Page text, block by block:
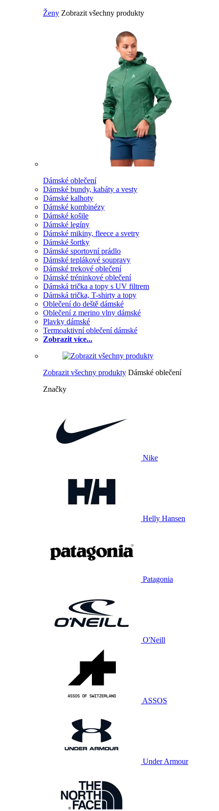
Ženy Zobrazit všechny produkty
Dámské oblečení
Dámské bundy, kabáty a vesty
Dámské kalhoty
Dámské kombinézy
Dámské košile
Dámské legíny
Dámské mikiny, fleece a svetry
Dámské šortky
Dámské sportovní prádlo
Dámské teplákové soupravy
Dámské trekové oblečení
Dámské tréninkové oblečení
Dámská trička a topy s UV filtrem
Dámská trička, T-shirty a topy
Oblečení do deště dámské
Oblečení z merino vlny dámské
Plavky dámské
Termoaktivní oblečení dámské
Zobrazit více...
Zobrazit všechny produkty Dámské oblečení
Značky
Nike
Helly Hansen
Patagonia
O'Neill
ASSOS
Under Armour